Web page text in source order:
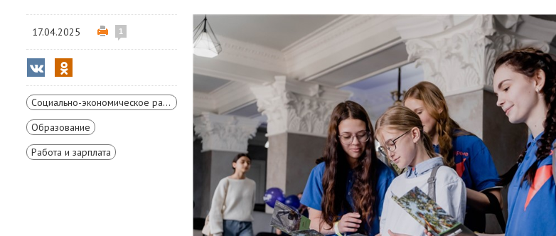
17.04.2025 1
Социально-экономическое развитие Красноярского края
Образование
Работа и зарплата